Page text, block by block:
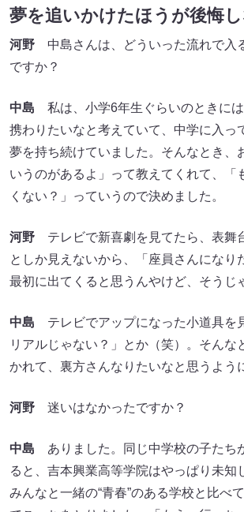
夢を追いかけたほうが後悔
河野 中島さんは、どういった流れで入
ですか？
中島 私は、小学6年生ぐらいのときに
携わりたいなと考えていて、中学に入っ
夢を持ち続けていました。そんなとき、
いうのがあるよ」って教えてくれて、「
くない？」っていうので決めました。
河野 テレビで新喜劇を見てたら、表舞
としか見えないから、「座員さんになり
最初に出てくると思うんやけど、そうじ
中島 テレビでアップになった小道具を
リアルじゃない？」とか（笑）。そんな
かれて、裏方さんなりたいなと思うよう
河野 迷いはなかったですか？
中島 ありました。同じ中学校の子たち
ると、吉本興業高等学院はやっぱり未知
みんなと一緒の“青春”のある学校と比べ